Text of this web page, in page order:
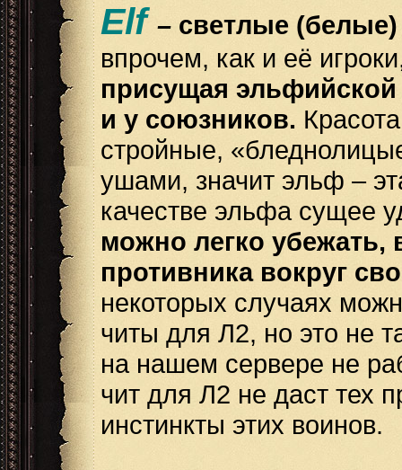
Elf – светлые
впрочем, как и её
присущая
и у союзников.
стройные,
ушами, значит эльф –
качестве эльфа сущее
можно легко
противника вокруг
некоторых случаях
читы для Л2, но это не
на нашем сервере не
чит для Л2 не даст тех
инстинкты этих воинов.